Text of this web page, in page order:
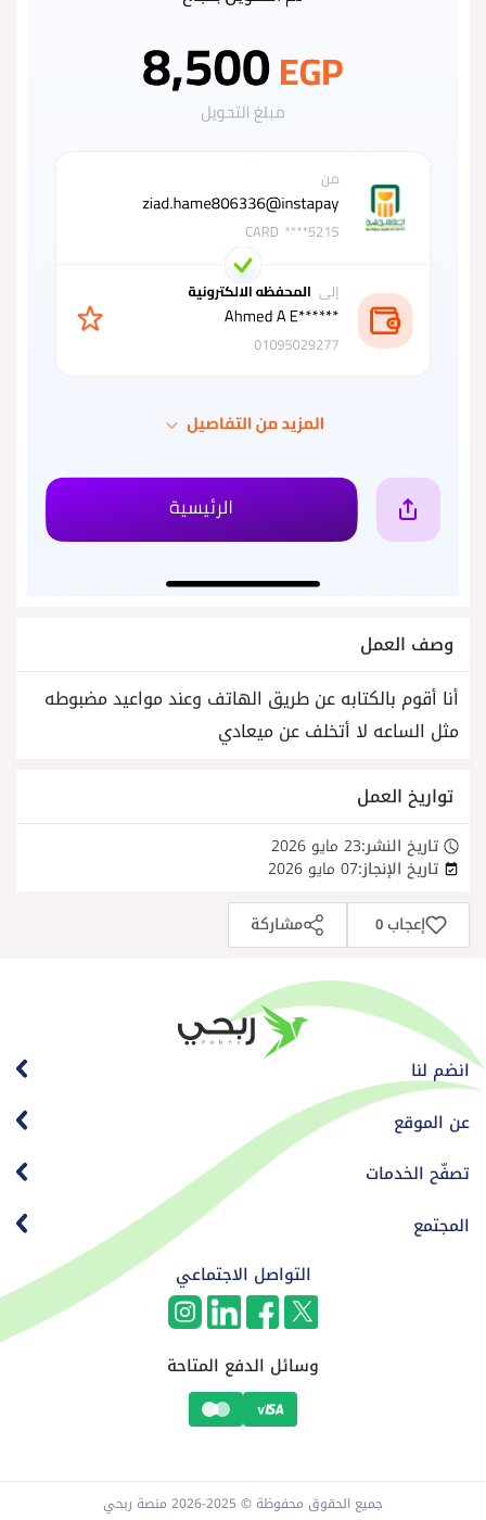
وصف العمل
أنا أقوم بالكتابه عن طريق الهاتف وعند مواعيد مضبوطه
مثل الساعه لا أتخلف عن ميعادي
تواريخ العمل
تاريخ النشر:23 مايو 2026
تاريخ الإنجاز:07 مايو 2026
إعجاب 0 مشاركة
انضم لنا
عن الموقع
تصفّح الخدمات
المجتمع
التواصل الاجتماعي
وسائل الدفع المتاحة
جميع الحقوق محفوظة © 2025-2026 منصة ربحي